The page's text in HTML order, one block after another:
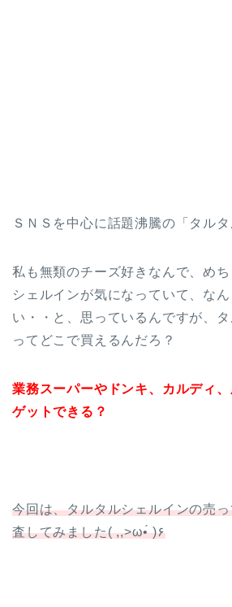
ＳＮＳを中心に話題沸騰の「タルタ
私も無類のチーズ好きなんで、め
シェルインが気になっていて、な
い・・と、思っているんですが、
ってどこで買えるんだろ？
業務スーパーやドンキ、カルディ
ゲットできる？
今回は、タルタルシェルインの売
査してみました( ,,>ω•́ )۶